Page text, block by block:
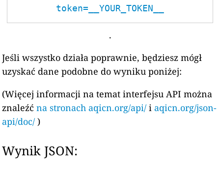
token=__YOUR_TOKEN__
.
Jeśli wszystko działa poprawnie, będziesz mógł
uzyskać dane podobne do wyniku poniżej:
(Więcej informacji na temat interfejsu API można
znaleźćna stronach aqicn.org/api/ i aqicn.org/json-
api/doc/ )
Wynik JSON: